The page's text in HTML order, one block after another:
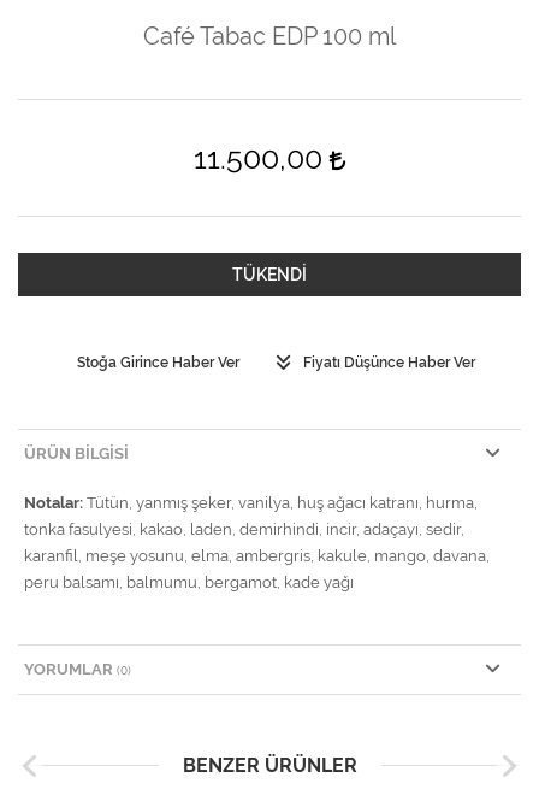
Café Tabac EDP 100 ml
11.500,00
TÜKENDİ
Stoğa Girince Haber Ver Fiyatı Düşünce Haber Ver
ÜRÜN BILGISI
Notalar: Tütün, yanmış şeker, vanilya, huş ağacı katranı, hurma,
tonka fasulyesi, kakao, laden, demirhindi, incir, adaçayı, sedir,
karanfil, meşe yosunu, elma, ambergris, kakule, mango, davana,
peru balsamı, balmumu, bergamot, kade yağı
YORUMLAR (0)
BENZER ÜRÜNLER